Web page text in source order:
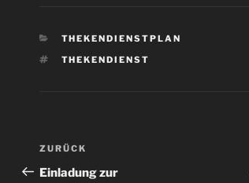
KATEGORIEN
THEKENDIENSTPLAN
SCHLAGWÖRTER
THEKENDIENST
Beitragsnavigation
Vorheriger
Beitrag
ZURÜCK
Einladung zur